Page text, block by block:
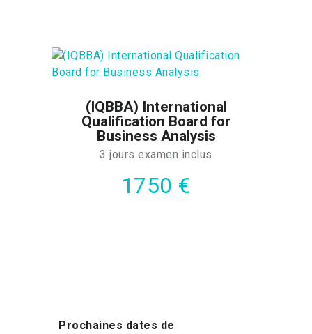
(IQBBA) International
Qualification Board for
Business Analysis
3 jours examen inclus
1750 €
Prochaines dates de